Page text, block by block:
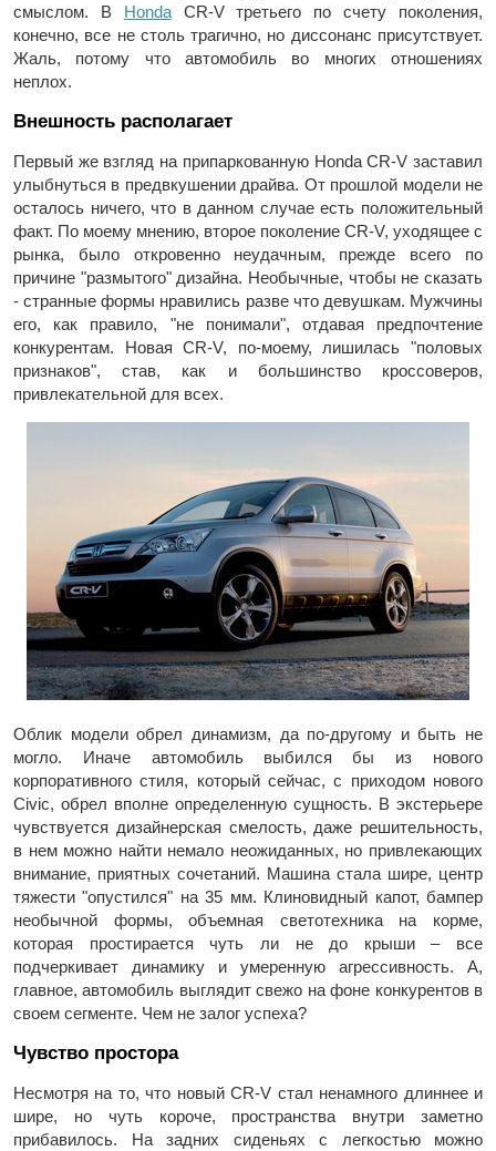
смыслом. В HondaCR-V третьего по счету поколения,
конечно, все не столь трагично, но диссонанс присутствует.
Жаль, потому что автомобиль во многих отношениях
неплох.
Внешность располагает
Первый же взгляд на припаркованную Honda CR-V заставил
улыбнуться в предвкушении драйва. От прошлой модели не
осталось ничего, что в данном случае есть положительный
факт. По моему мнению, второе поколение CR-V, уходящее с
рынка, было откровенно неудачным, прежде всего по
причине "размытого" дизайна. Необычные, чтобы не сказать
- странные формы нравились разве что девушкам. Мужчины
его, как правило, "не понимали", отдавая предпочтение
конкурентам. Новая CR-V, по-моему, лишилась "половых
признаков", став, как и большинство кроссоверов,
привлекательной для всех.
Облик модели обрел динамизм, да по-другому и быть не
могло. Иначе автомобиль выбился бы из нового
корпоративного стиля, который сейчас, с приходом нового
Civic, обрел вполне определенную сущность. В экстерьере
чувствуется дизайнерская смелость, даже решительность,
в нем можно найти немало неожиданных, но привлекающих
внимание, приятных сочетаний. Машина стала шире, центр
тяжести "опустился" на 35 мм. Клиновидный капот, бампер
необычной формы, объемная светотехника на корме,
которая простирается чуть ли не до крыши – все
подчеркивает динамику и умеренную агрессивность. А,
главное, автомобиль выглядит свежо на фоне конкурентов в
своем сегменте. Чем не залог успеха?
Чувство простора
Несмотря на то, что новый CR-V стал ненамного длиннее и
шире, но чуть короче, пространства внутри заметно
прибавилось. На задних сиденьях с легкостью можно